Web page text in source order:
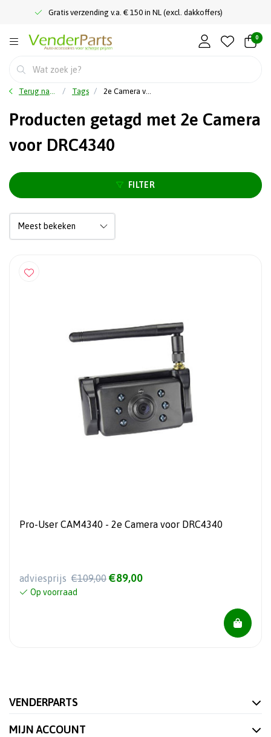
Gratis verzending v.a. € 150 in NL (excl. dakkoffers)
0
Terug naar home Tags 2e Camera voor DRC4340
Producten getagd met 2e Camera
voor DRC4340
FILTER
Pro-User CAM4340 - 2e Camera voor DRC4340
adviesprijs €109,00 €89,00
Op voorraad
VENDERPARTS
MIJN ACCOUNT